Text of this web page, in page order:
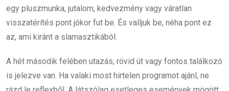
egy pluszmunka, jutalom, kedvezmény vagy váratlan
visszatérítés pont jókor fut be. És valljuk be, néha pont ez
az, ami kiránt a slamasztikából.
A hét második felében utazás, rövid út vagy fontos találkozó
is jelezve van. Ha valaki most hirtelen programot ajánl, ne